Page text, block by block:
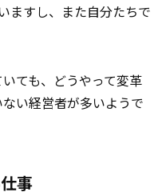
ますし、また自分たちで
ても、どうやって変革
い経営者が多いようで
事